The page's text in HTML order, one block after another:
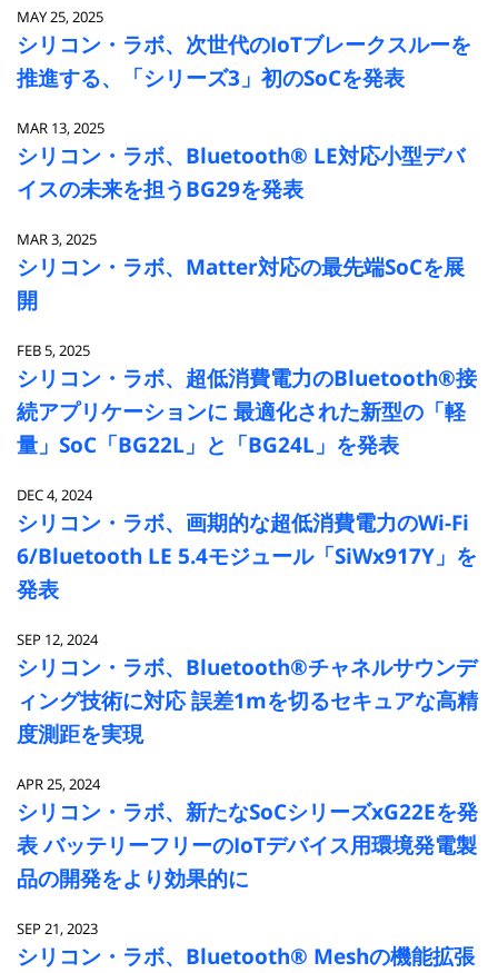
MAY 25, 2025
シリコン・ラボ、次世代のIoTブレークスルーを
推進する、「シリーズ3」初のSoCを発表
MAR 13, 2025
シリコン・ラボ、Bluetooth® LE対応小型デバ
イスの未来を担うBG29を発表
MAR 3, 2025
シリコン・ラボ、Matter対応の最先端SoCを展
開
FEB 5, 2025
シリコン・ラボ、超低消費電力のBluetooth®接
続アプリケーションに 最適化された新型の「軽
量」SoC「BG22L」と「BG24L」を発表
DEC 4, 2024
シリコン・ラボ、画期的な超低消費電力のWi-Fi
6/Bluetooth LE 5.4モジュール「SiWx917Y」を
発表
SEP 12, 2024
シリコン・ラボ、Bluetooth®チャネルサウンデ
ィング技術に対応 誤差1mを切るセキュアな高精
度測距を実現
APR 25, 2024
シリコン・ラボ、新たなSoCシリーズxG22Eを発
表 バッテリーフリーのIoTデバイス用環境発電製
品の開発をより効果的に
SEP 21, 2023
シリコン・ラボ、Bluetooth® Meshの機能拡張